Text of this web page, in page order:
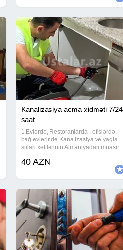
Radiyator
Kanalizasiya acma xidməti 7/24
saat
1.Evlərdə, Restoranlarda , ofislərdə,
bağ evlərində Kanalizasiya ve yagis
sulari xettlerinin Almaniyadan müasir
siradan cixmiş kanalizasiya xettlerinin
40 AZN